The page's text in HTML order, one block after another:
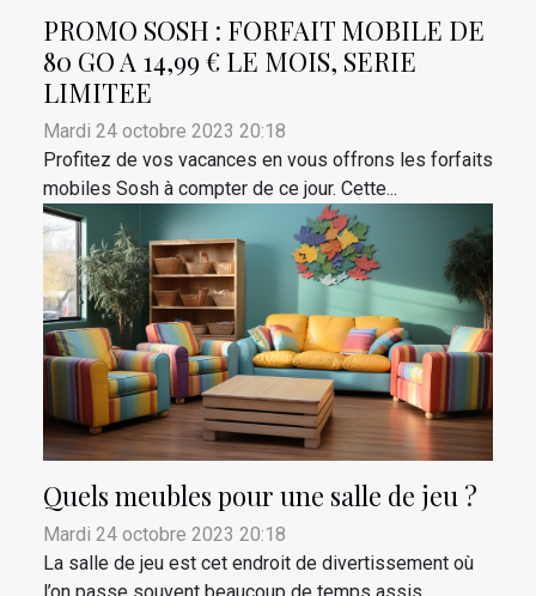
PROMO SOSH : FORFAIT MOBILE DE
80 GO A 14,99 € LE MOIS, SERIE
LIMITEE
Mardi 24 octobre 2023 20:18
Profitez de vos vacances en vous offrons les forfaits
mobiles Sosh à compter de ce jour. Cette...
Quels meubles pour une salle de jeu ?
Mardi 24 octobre 2023 20:18
La salle de jeu est cet endroit de divertissement où